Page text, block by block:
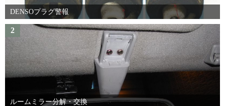
DENSOプラグ警報
2
ルームミラー分解・交換